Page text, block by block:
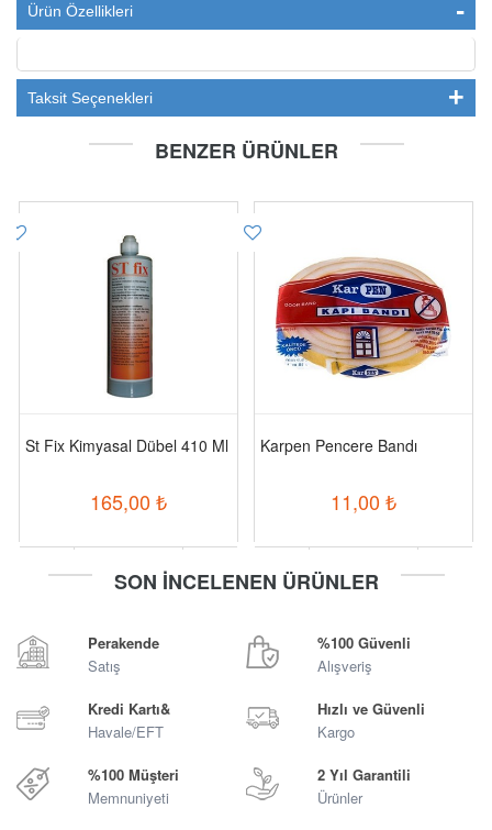
Ürün Özellikleri
Taksit Seçenekleri
BENZER ÜRÜNLER
St Fix Kimyasal Dübel 410 Ml
165,00 ₺
Karpen Pencere Bandı
11,00 ₺
SON İNCELENEN ÜRÜNLER
Perakende
Satış
%100 Güvenli
Alışveriş
Kredi Kartı&
Havale/EFT
Hızlı ve Güvenli
Kargo
%100 Müşteri
Memnuniyeti
2 Yıl Garantili
Ürünler